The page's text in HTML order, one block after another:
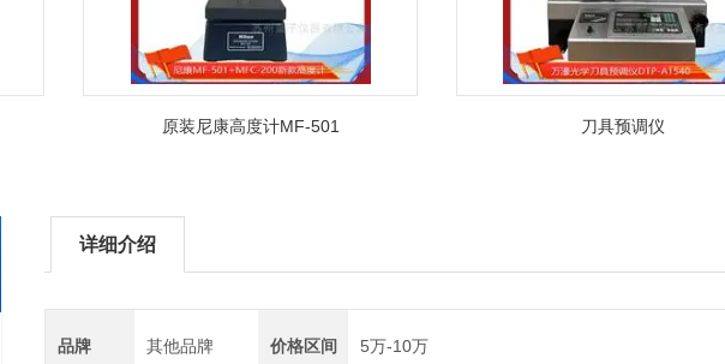
原装尼康高度计MF-501 刀具预调仪
详细介绍
品牌 其他品牌 价格区间 5万-10万